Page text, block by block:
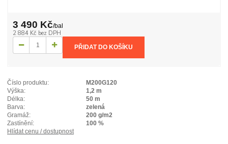
3 490 Kč/bal
2 884 Kč bez DPH
PŘIDAT DO KOŠÍKU
Číslo produktu:
M200G120
Výška:
1,2 m
Délka:
50 m
Barva:
zelená
Gramáž:
200 g/m2
Zastínění:
100 %
Hlídat cenu / dostupnost